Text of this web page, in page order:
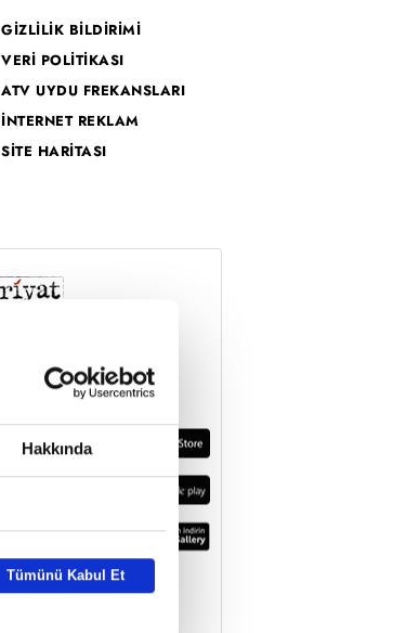
Hakkında
Tümünü Kabul Et
GİZLİLİK BİLDİRİMİ
VERİ POLİTİKASI
ATV UYDU FREKANSLARI
İNTERNET REKLAM
SİTE HARİTASI